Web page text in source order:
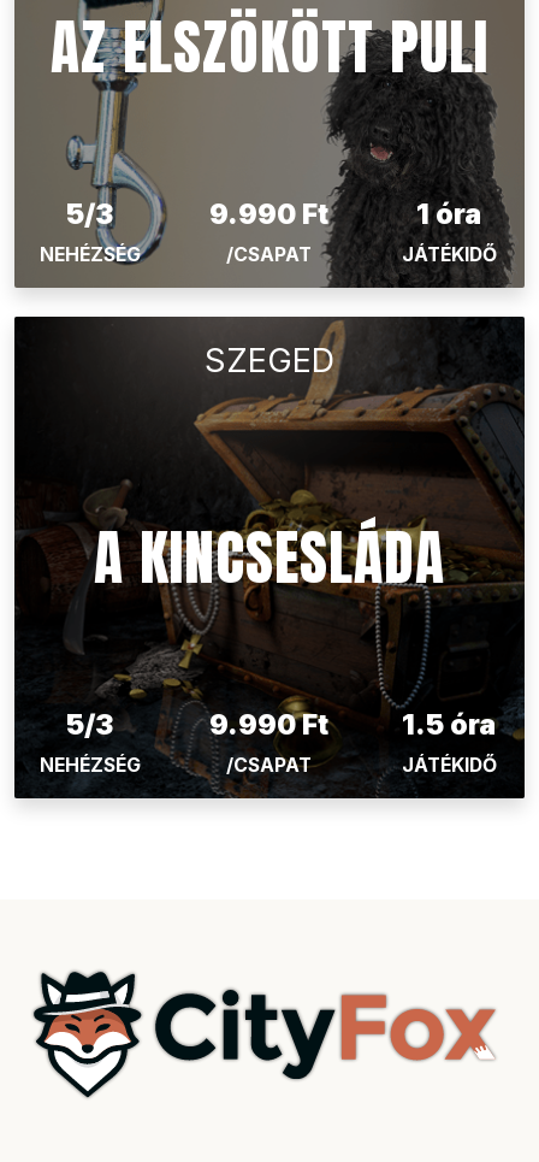
AZ ELSZÖKÖTT PULI
5/3
NEHÉZSÉG
9.990 Ft
/CSAPAT
1 óra
JÁTÉKIDŐ
SZEGED
A KINCSESLÁDA
5/3
NEHÉZSÉG
9.990 Ft
/CSAPAT
1.5 óra
JÁTÉKIDŐ